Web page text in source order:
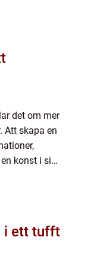
det om mer
Att skapa en
konst i sig.